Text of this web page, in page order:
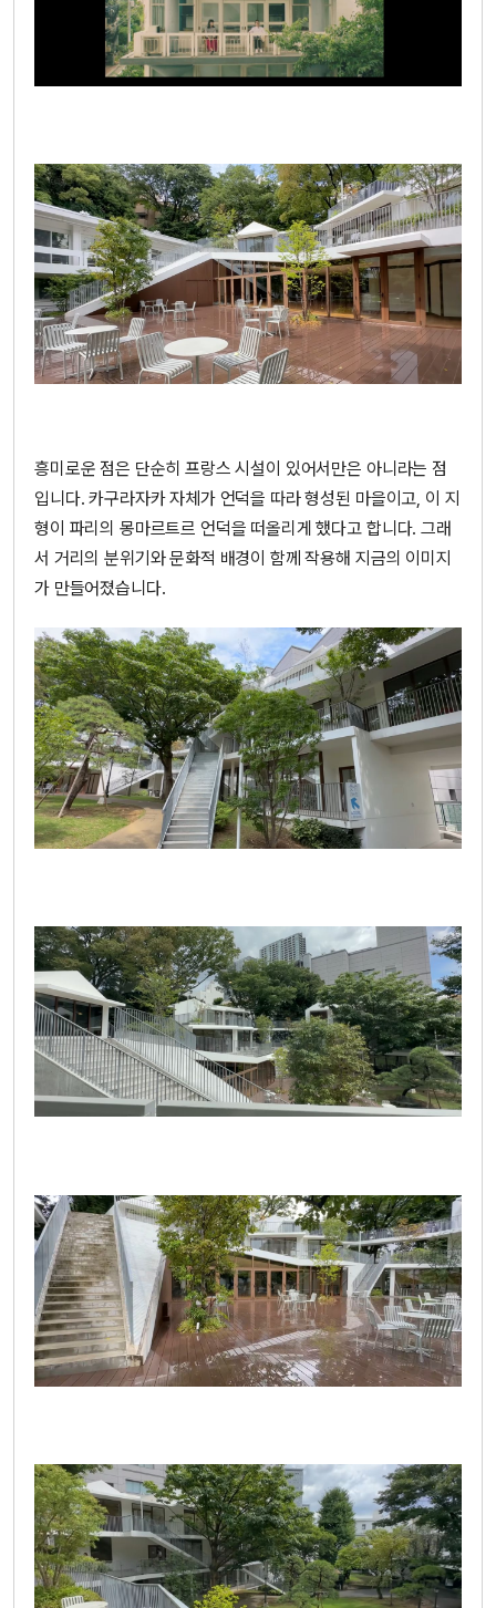
흥미로운 점은 단순히 프랑스 시설이 있어서만은 아니라는 점
입니다. 카구라자카 자체가 언덕을 따라 형성된 마을이고, 이 지
형이 파리의 몽마르트르 언덕을 떠올리게 했다고 합니다. 그래
서 거리의 분위기와 문화적 배경이 함께 작용해 지금의 이미지
가 만들어졌습니다.